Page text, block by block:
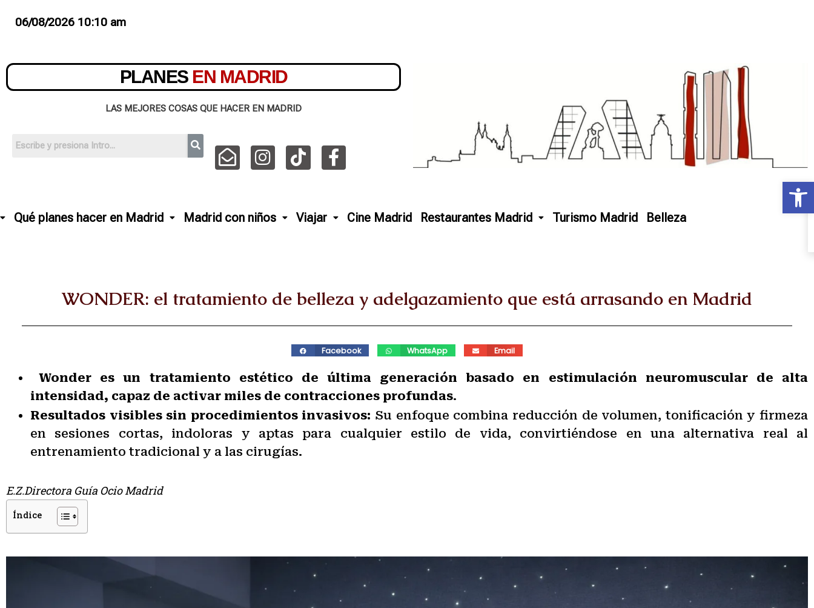
06/08/2026 10:10 am
PLANES EN MADRID
LAS MEJORES COSAS QUE HACER EN MADRID
Qué planes hacer en Madrid Madrid con niños Viajar Cine Madrid Restaurantes Madrid Turismo Madrid Belleza
WONDER: el tratamiento de belleza y adelgazamiento que está arrasando en Madrid
Facebook WhatsApp Email
Wonder es un tratamiento estético de última generación basado en estimulación neuromuscular de alta
intensidad, capaz de activar miles de contracciones profundas.
Resultados visibles sin procedimientos invasivos: Su enfoque combina reducción de volumen, tonificación y firmeza
en sesiones cortas, indoloras y aptas para cualquier estilo de vida, convirtiéndose en una alternativa real al
entrenamiento tradicional y a las cirugías.
E.Z.Directora Guía Ocio Madrid
Índice